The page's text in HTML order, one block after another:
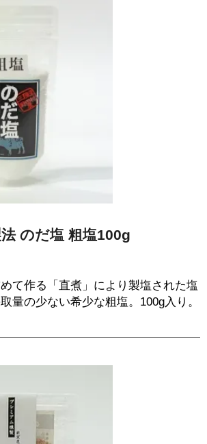
のだ塩 粗塩100g
て作る「直煮」により製塩された塩
量の少ない希少な粗塩。100g入り。